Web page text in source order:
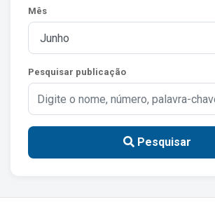
Estrutura Organizacional
Administração
Agricultura e Meio Ambiente
Assistência Social
Mês
Pesquisar publicação
Pesquisar